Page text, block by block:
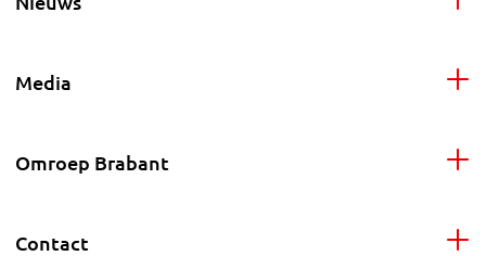
Media
Omroep Brabant
Contact